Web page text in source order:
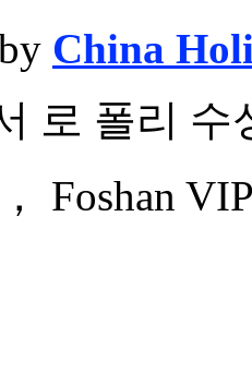
China
로 폴리 수
Foshan